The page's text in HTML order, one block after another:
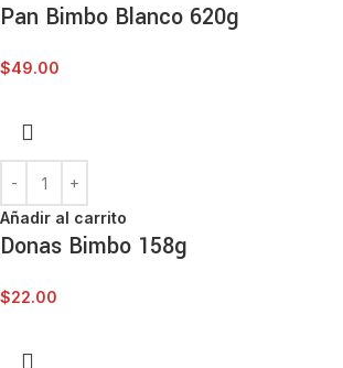
Pan Bimbo Blanco 620g
$49.00
Añadir al carrito
Donas Bimbo 158g
$22.00